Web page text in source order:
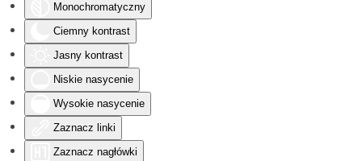
Monochromatyczny
Ciemny kontrast
Jasny kontrast
Niskie nasycenie
Wysokie nasycenie
Zaznacz linki
Zaznacz nagłówki